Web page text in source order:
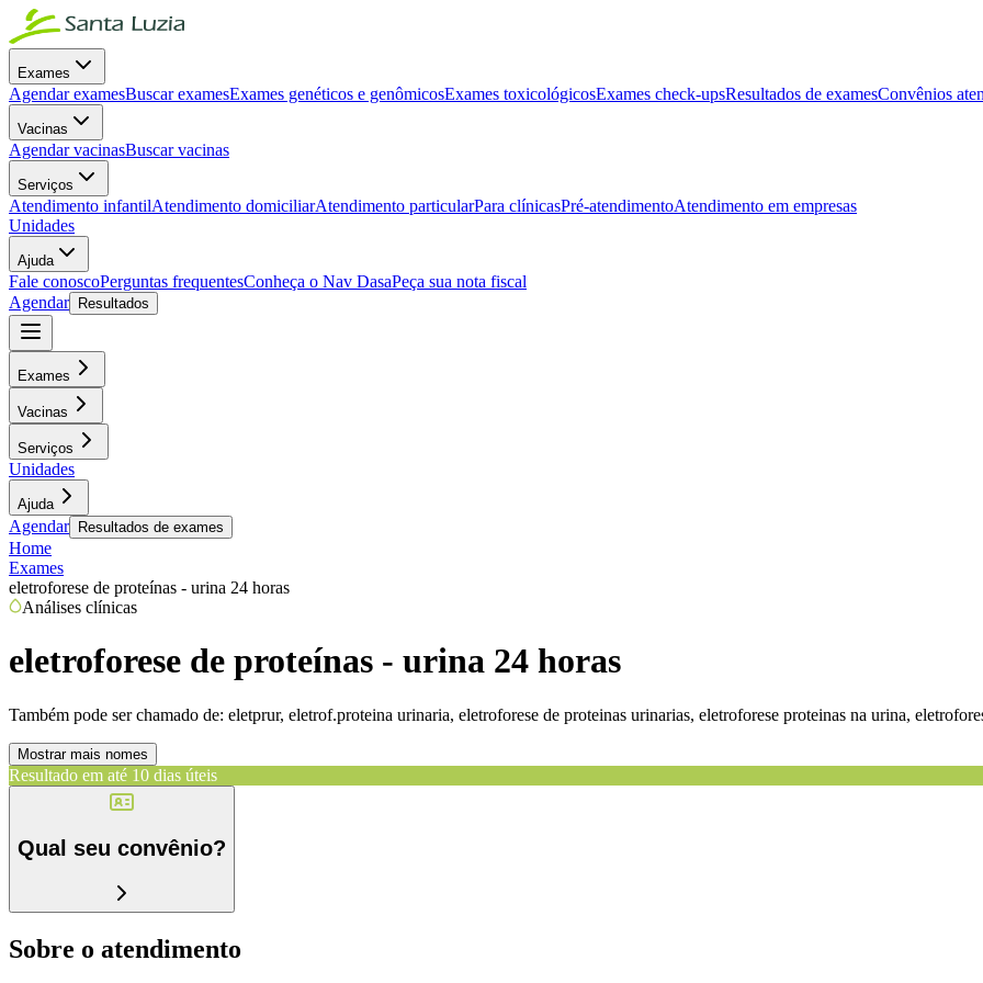
Exames
Agendar examesBuscar examesExames genéticos e genômicosExames toxicológicosExames check-upsResultados de examesConvênios
Vacinas
Agendar vacinasBuscar vacinas
Serviços
Atendimento infantilAtendimento domiciliarAtendimento particularPara clínicasPré-atendimentoAtendimento em empresas
Unidades
Ajuda
Fale conoscoPerguntas frequentesConheça o Nav DasaPeça sua nota fiscal
Agendar
Resultados
Exames
Vacinas
Serviços
Unidades
Ajuda
Agendar Resultados de exames
Home
Exames
eletroforese de proteínas - urina 24 horas
Análises clínicas
eletroforese de proteínas - urina 24 horas
Também pode ser chamado de: eletprur, eletrof.proteina urinaria, eletroforese de proteinas urinarias, eletroforese proteinas na urina,
Mostrar mais nomes
Resultado em até 10 dias úteis
Qual seu convênio?
Sobre o atendimento